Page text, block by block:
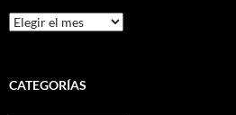
Archivos
CATEGORÍAS